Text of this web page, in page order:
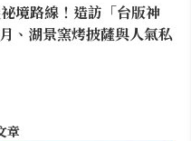
境路線！造訪「台版神
、湖景窯烤披薩與人氣私
章